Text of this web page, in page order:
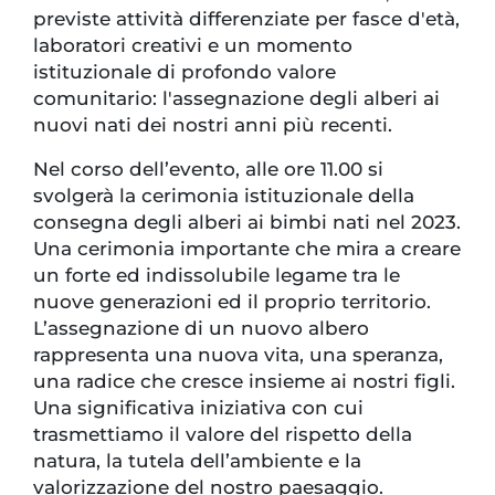
previste attività differenziate per fasce d'età,
laboratori creativi e un momento
istituzionale di profondo valore
comunitario: l'assegnazione degli alberi ai
nuovi nati dei nostri anni più recenti.
Nel corso dell’evento, alle ore 11.00 si
svolgerà la cerimonia istituzionale della
consegna degli alberi ai bimbi nati nel 2023.
Una cerimonia importante che mira a creare
un forte ed indissolubile legame tra le
nuove generazioni ed il proprio territorio.
L’assegnazione di un nuovo albero
rappresenta una nuova vita, una speranza,
una radice che cresce insieme ai nostri figli.
Una significativa iniziativa con cui
trasmettiamo il valore del rispetto della
natura, la tutela dell’ambiente e la
valorizzazione del nostro paesaggio.